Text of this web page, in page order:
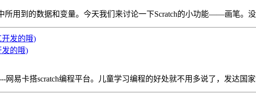
所用到的数据和变量。今天我们来讨论一下Scratch的小功能——画笔。没
发的哦)
易卡搭scratch编程平台。儿童学习编程的好处就不用多说了，发达国